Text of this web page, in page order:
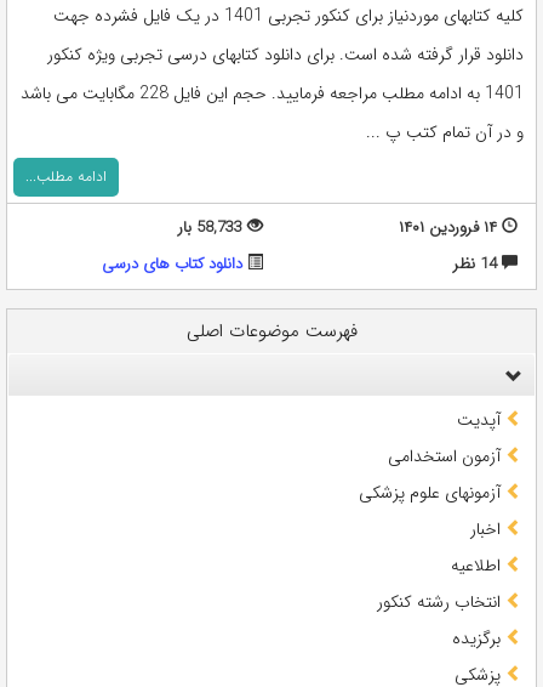
کلیه کتابهای موردنیاز برای کنکور تجربی 1401 در یک فایل فشرده جهت
دانلود قرار گرفته شده است. برای دانلود کتابهای درسی تجربی ویژه کنکور
1401 به ادامه مطلب مراجعه فرمایید. حجم این فایل 228 مگابایت می باشد
و در آن تمام کتب پ ...
ادامه مطلب...
۱۴ فروردین ۱۴۰۱
58,733 بار
14 نظر
دانلود کتاب های درسی
فهرست موضوعات اصلی
آپدیت
آزمون استخدامی
آزمونهای علوم پزشکی
اخبار
اطلاعیه
انتخاب رشته کنکور
برگزیده
پزشکی